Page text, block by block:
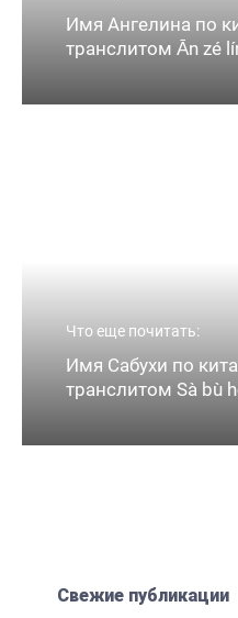
Имя Ангелина по
транслитом Ān zé
Что еще почитать:
Имя Сабухи по
транслитом Sà bù
Свежие публикации